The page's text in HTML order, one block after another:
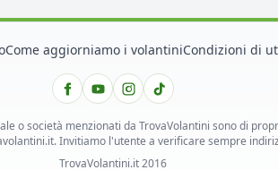
Come aggiorniamo i volantiniCondizioni di
o società menzionati da TrovaVolantini sono di
Invitiamo l'utente a verificare sempre
TrovaVolantini.it 2016